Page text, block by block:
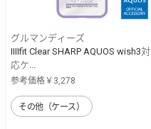
グルマンディーズ
IIIIfit Clear SHARP AQUOS wish3対
応ケ...
参考価格￥3,278
その他（ケース）